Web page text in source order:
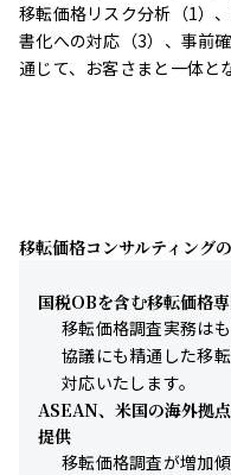
移転価格リスク分析（1）
書化への対応（3）、事前
通じて、お客さまと一体と
移転価格コンサルティング
国税OBを含む移転価格
移転価格調査実務は
協議にも精通した移
対応いたします。
ASEAN、米国の海外拠
提供
移転価格調査が増加